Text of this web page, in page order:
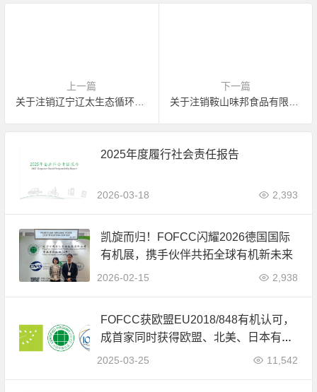
上一篇
关于注销辽宁辽太生态循环农业专业合作社有机产品认证证书的公告
下一篇
关于注销鞍山味邦食品有限公司认证证书的公告
2025年度履行社会责任报告
2026-03-18 2,393
凯旋而归！FOFCC闪耀2026德国国际
有机展，携手伙伴共拓全球有机新未来
2026-02-15 2,938
FOFCC获欧盟EU2018/848有机认可，
成首家同时获得欧盟、北美、日本有机
认可的中国内资认证机构
2025-03-25 11,542